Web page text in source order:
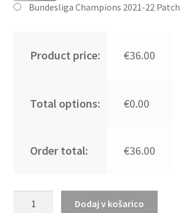
Bundesliga Champions 2021-22 Patch
Product price: €36.00
Total options: €0.00
Order total: €36.00
Dodaj v košarico